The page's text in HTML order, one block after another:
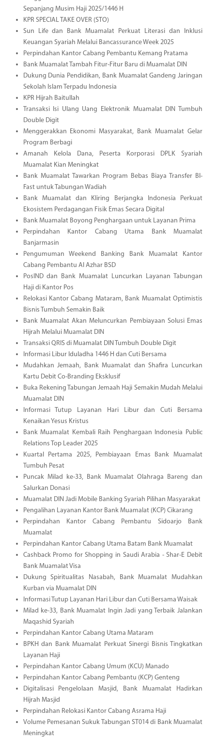
Sepanjang Musim Haji 2025/1446 H
KPR SPECIAL TAKE OVER (STO)
Sun Life dan Bank Muamalat Perkuat Literasi dan Inklusi
Keuangan Syariah Melalui Bancassurance Week 2025
Perpindahan Kantor Cabang Pembantu Kemang Pratama
Bank Muamalat Tambah Fitur-Fitur Baru di Muamalat DIN
Dukung Dunia Pendidikan, Bank Muamalat Gandeng Jaringan
Sekolah Islam Terpadu Indonesia
KPR Hijrah Baitullah
Transaksi Isi Ulang Uang Elektronik Muamalat DIN Tumbuh
Double Digit
Menggerakkan Ekonomi Masyarakat, Bank Muamalat Gelar
Program Berbagi
Amanah Kelola Dana, Peserta Korporasi DPLK Syariah
Muamalat Kian Meningkat
Bank Muamalat Tawarkan Program Bebas Biaya Transfer BI-
Fast untuk Tabungan Wadiah
Bank Muamalat dan Kliring Berjangka Indonesia Perkuat
Ekosistem Perdagangan Fisik Emas Secara Digital
Bank Muamalat Boyong Penghargaan untuk Layanan Prima
Perpindahan Kantor Cabang Utama Bank Muamalat
Banjarmasin
Pengumuman Weekend Banking Bank Muamalat Kantor
Cabang Pembantu Al Azhar BSD
PosIND dan Bank Muamalat Luncurkan Layanan Tabungan
Haji di Kantor Pos
Relokasi Kantor Cabang Mataram, Bank Muamalat Optimistis
Bisnis Tumbuh Semakin Baik
Bank Muamalat Akan Meluncurkan Pembiayaan Solusi Emas
Hijrah Melalui Muamalat DIN
Transaksi QRIS di Muamalat DIN Tumbuh Double Digit
Informasi Libur Iduladha 1446 H dan Cuti Bersama
Mudahkan Jemaah, Bank Muamalat dan Shafira Luncurkan
Kartu Debit Co-Branding Eksklusif
Buka Rekening Tabungan Jemaah Haji Semakin Mudah Melalui
Muamalat DIN
Informasi Tutup Layanan Hari Libur dan Cuti Bersama
Kenaikan Yesus Kristus
Bank Muamalat Kembali Raih Penghargaan Indonesia Public
Relations Top Leader 2025
Kuartal Pertama 2025, Pembiayaan Emas Bank Muamalat
Tumbuh Pesat
Puncak Milad ke-33, Bank Muamalat Olahraga Bareng dan
Salurkan Donasi
Muamalat DIN Jadi Mobile Banking Syariah Pilihan Masyarakat
Pengalihan Layanan Kantor Bank Muamalat (KCP) Cikarang
Perpindahan Kantor Cabang Pembantu Sidoarjo Bank
Muamalat
Perpindahan Kantor Cabang Utama Batam Bank Muamalat
Cashback Promo for Shopping in Saudi Arabia - Shar-E Debit
Bank Muamalat Visa
Dukung Spiritualitas Nasabah, Bank Muamalat Mudahkan
Kurban via Muamalat DIN
Informasi Tutup Layanan Hari Libur dan Cuti Bersama Waisak
Milad ke-33, Bank Muamalat Ingin Jadi yang Terbaik Jalankan
Maqashid Syariah
Perpindahan Kantor Cabang Utama Mataram
BPKH dan Bank Muamalat Perkuat Sinergi Bisnis Tingkatkan
Layanan Haji
Perpindahan Kantor Cabang Umum (KCU) Manado
Perpindahan Kantor Cabang Pembantu (KCP) Genteng
Digitalisasi Pengelolaan Masjid, Bank Muamalat Hadirkan
Hijrah Masjid
Perpindahan Relokasi Kantor Cabang Asrama Haji
Volume Pemesanan Sukuk Tabungan ST014 di Bank Muamalat
Meningkat